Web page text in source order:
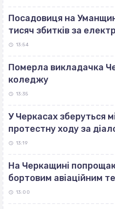
Посадовиця на
тисяч збитків за
13:54
Померла викладачка
коледжу
13:35
У Черкасах зберуться
протестну ходу за
13:19
На Черкащині
бортовим авіаційним
13:00